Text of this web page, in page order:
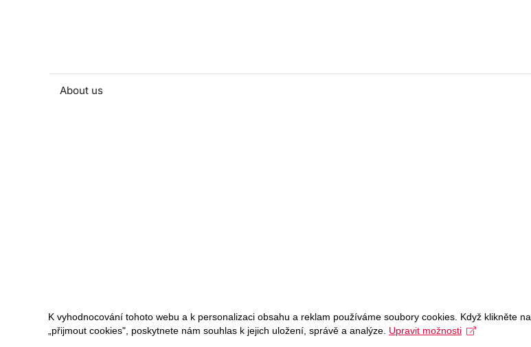
About us
K vyhodnocování tohoto webu a k personalizaci obsahu a reklam používáme soubory cookies. Když klikněte na
„přijmout cookies", poskytnete nám souhlas k jejich uložení, správě a analýze. Upravit možnosti